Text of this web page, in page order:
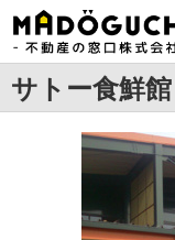
サトー食鮮